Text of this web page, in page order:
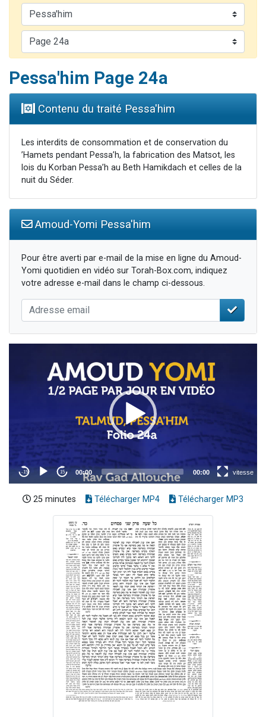
Il reste 49 places pour étudier en groupe sur Zoom
12 nouvelles musiques dans Torah-Box Music
3 personnes viennent de nous rejoindre sur WhatsApp
Pessa'him Page 24a
Contenu du traité Pessa'him
Les interdits de consommation et de conservation du
’Hamets pendant Pessa’h, la fabrication des Matsot, les
lois du Korban Pessa’h au Beth Hamikdach et celles de la
nuit du Séder.
Amoud-Yomi Pessa'him
Pour être averti par e-mail de la mise en ligne du Amoud-
Yomi quotidien en vidéo sur Torah-Box.com, indiquez
votre adresse e-mail dans le champ ci-dessous.
25 minutes Télécharger MP4 Télécharger MP3